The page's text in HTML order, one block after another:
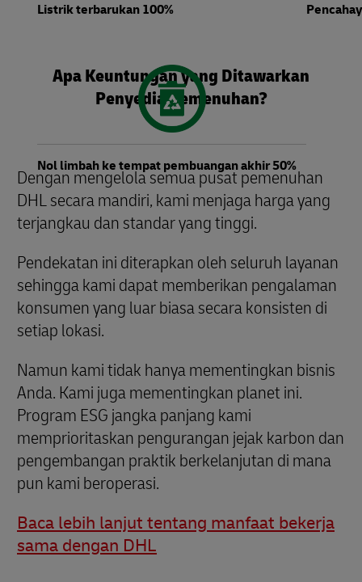
Listrik terbarukan 100%
Nol limbah ke tempat pembuangan akhir 50%
Apa Keuntungan yang Ditawarkan
Penyedia Pemenuhan?
Dengan mengelola semua pusat pemenuhan
DHL secara mandiri, kami menjaga harga yang
terjangkau dan standar yang tinggi.
Pendekatan ini diterapkan oleh seluruh layanan
sehingga kami dapat memberikan pengalaman
konsumen yang luar biasa secara konsisten di
setiap lokasi.
Namun kami tidak hanya mementingkan bisnis
Anda. Kami juga mementingkan planet ini.
Program ESG jangka panjang kami
memprioritaskan pengurangan jejak karbon dan
pengembangan praktik berkelanjutan di mana
pun kami beroperasi.
Baca lebih lanjut tentang manfaat bekerja
sama dengan DHL